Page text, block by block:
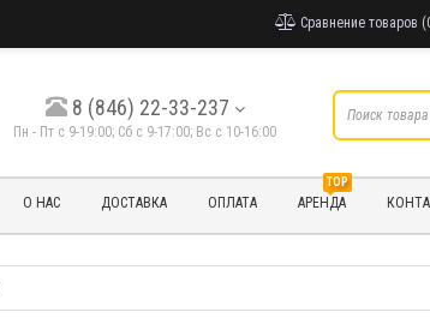
Сравнение товаров
8 (846) 22-33-237
Пн - Пт с 9-19:00; Cб с 9-17:00; Вс с 10-16:00
О НАС ДОСТАВКА ОПЛАТА
TOP
АРЕНДА